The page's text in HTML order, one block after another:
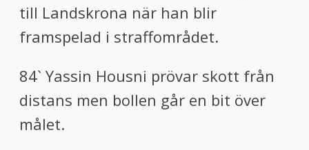
till Landskrona när han blir
framspelad i straffområdet.
84` Yassin Housni prövar skott från
distans men bollen går en bit över
målet.